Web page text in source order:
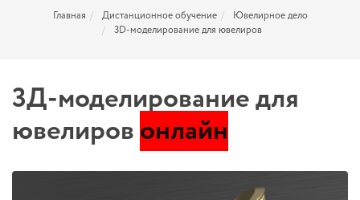
Главная Дистанционное обучение
Ювелирное дело
3D-моделирование для ювелиров
3Д-моделирование для
ювелировонлайн